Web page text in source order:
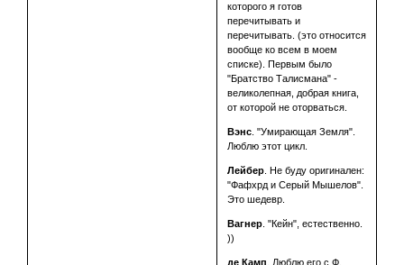
которого я готов
перечитывать и
перечитывать. (это относится
вообще ко всем в моем
списке). Первым было
"Братство Талисмана" -
великолепная, добрая книга,
от которой не оторваться.
Вэнс . "Умирающая Земля".
Люблю этот цикл.
Лейбер . Не буду оригинален:
"Фафхрд и Серый Мышелов".
Это шедевр.
Вагнер . "Кейн", естественно.
))
де Камп . Люблю его с Ф.